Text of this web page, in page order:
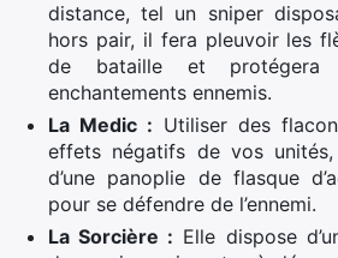
distance, tel un sniper
hors pair, il fera pleuvoir les
de bataille et
enchantements ennemis.
La Medic : Utiliser des
effets négatifs de vos
d’une panoplie de flasque
pour se défendre de l’ennemi.
La Sorcière : Elle dispose